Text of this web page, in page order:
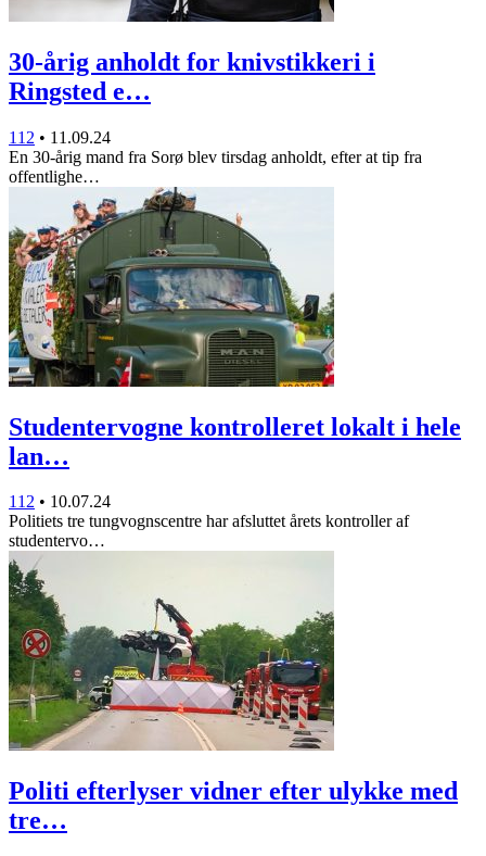
30-årig anholdt for knivstikkeri i
Ringsted e…
112 • 11.09.24
En 30-årig mand fra Sorø blev tirsdag anholdt, efter at tip fra
offentlighe…
Studentervogne kontrolleret lokalt i hele
lan…
112 • 10.07.24
Politiets tre tungvognscentre har afsluttet årets kontroller af
studentervo…
Politi efterlyser vidner efter ulykke med
tre…